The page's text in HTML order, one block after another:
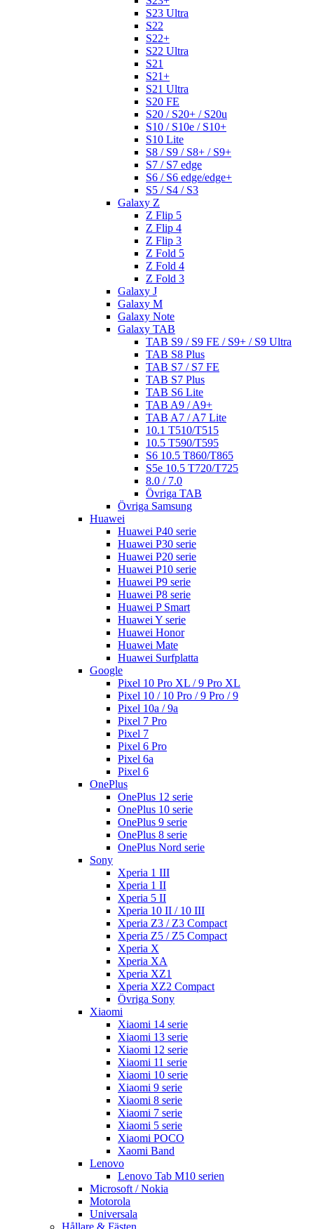
S23 Ultra
S22
S22+
S22 Ultra
S21
S21+
S21 Ultra
S20 FE
S20 / S20+ / S20u
S10 / S10e / S10+
S10 Lite
S8 / S9 / S8+ / S9+
S7 / S7 edge
S6 / S6 edge/edge+
S5 / S4 / S3
Galaxy Z
Z Flip 5
Z Flip 4
Z Flip 3
Z Fold 5
Z Fold 4
Z Fold 3
Galaxy J
Galaxy M
Galaxy Note
Galaxy TAB
TAB S9 / S9 FE / S9+ / S9 Ultra
TAB S8 Plus
TAB S7 / S7 FE
TAB S7 Plus
TAB S6 Lite
TAB A9 / A9+
TAB A7 / A7 Lite
10.1 T510/T515
10.5 T590/T595
S6 10.5 T860/T865
S5e 10.5 T720/T725
8.0 / 7.0
Övriga TAB
Övriga Samsung
Huawei
Huawei P40 serie
Huawei P30 serie
Huawei P20 serie
Huawei P10 serie
Huawei P9 serie
Huawei P8 serie
Huawei P Smart
Huawei Y serie
Huawei Honor
Huawei Mate
Huawei Surfplatta
Google
Pixel 10 Pro XL / 9 Pro XL
Pixel 10 / 10 Pro / 9 Pro / 9
Pixel 10a / 9a
Pixel 7 Pro
Pixel 7
Pixel 6 Pro
Pixel 6a
Pixel 6
OnePlus
OnePlus 12 serie
OnePlus 10 serie
OnePlus 9 serie
OnePlus 8 serie
OnePlus Nord serie
Sony
Xperia 1 III
Xperia 1 II
Xperia 5 II
Xperia 10 II / 10 III
Xperia Z3 / Z3 Compact
Xperia Z5 / Z5 Compact
Xperia X
Xperia XA
Xperia XZ1
Xperia XZ2 Compact
Övriga Sony
Xiaomi
Xiaomi 14 serie
Xiaomi 13 serie
Xiaomi 12 serie
Xiaomi 11 serie
Xiaomi 10 serie
Xiaomi 9 serie
Xiaomi 8 serie
Xiaomi 7 serie
Xiaomi 5 serie
Xiaomi POCO
Xaomi Band
Lenovo
Lenovo Tab M10 serien
Microsoft / Nokia
Motorola
Universala
Hållare & Fästen